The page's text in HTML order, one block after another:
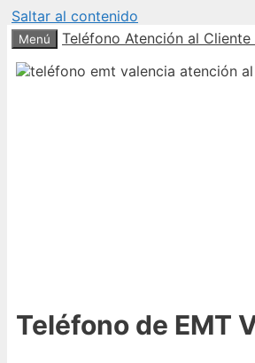
Saltar al contenido
Menú Teléfono Atención al Cliente
Teléfono de EMT